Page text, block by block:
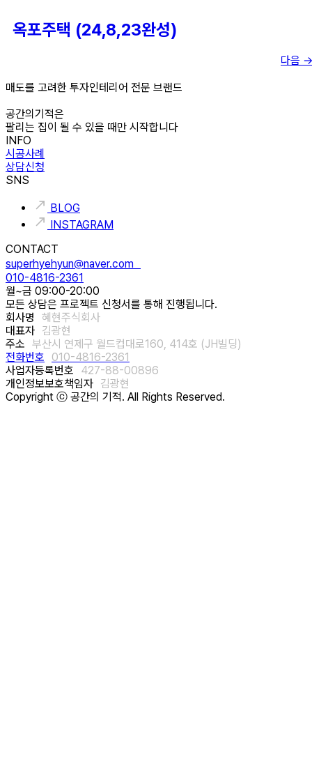
옥포주택 (24,8,23완성)
다음
매도를 고려한 투자인테리어 전문 브랜드
공간의기적은
팔리는 집이 될 수 있을 때만 시작합니다
INFO
시공사례
상담신청
SNS
BLOG
INSTAGRAM
CONTACT
superhyehyun@naver.com
010-4816-2361
월~금 09:00-20:00
모든 상담은 프로젝트 신청서를 통해 진행됩니다.
회사명
혜현주식회사
대표자 김광현
주소 부산시 연제구 월드컵대로160, 414호 (JH빌딩)
전화번호
010-4816-2361
사업자등록번호
427-88-00896
개인정보보호책임자 김광현
Copyright ⓒ 공간의 기적. All Rights Reserved.